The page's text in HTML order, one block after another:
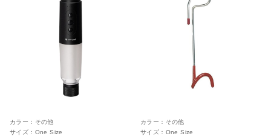
カラー： その他
サイズ： One Size
カラー： その他
サイズ： One Size